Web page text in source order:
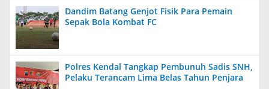
Dandim Batang Genjot Fisik Para Pemain
Sepak Bola Kombat FC
Polres Kendal Tangkap Pembunuh Sadis SNH,
Pelaku Terancam Lima Belas Tahun Penjara